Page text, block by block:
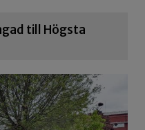
till Högsta